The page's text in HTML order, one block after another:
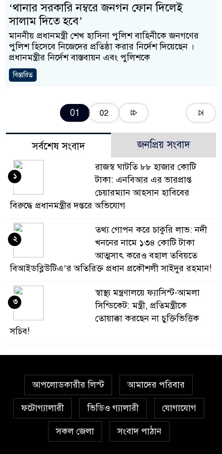
‘থানার সরকারি নম্বরে জনগন ফোন দিলেই
সালাম দিতে হবে’
মাননীয় প্রধানমন্ত্রী শেখ হাসিনা পুলিশ বাহিনীকে জনগণের
পুলিশ হিসেবে নিজেদের প্রতিষ্ঠা করার নির্দেশ দিয়েছেন ।
প্রধানমন্ত্রীর নির্দেশ বাস্তবায়ন এবং পুলিশকে
বিস্তারিত
01 02
সর্বশেষ সংবাদ জনপ্রিয় সংবাদ
রাজস্ব ঘাটতি ৮৮ হাজার কোটি
টাকা: এনবিআর এর ভারপ্রাপ্ত
চেয়ারম্যান আহসান হাবিবের
বিরুদ্ধে প্রধানমন্ত্রীর দপ্তরে অভিযোগ
১
তথ্য গোপন করে চাকুরি লাভ: নদী
খননের নামে ১৩৪ কোটি টাকা
আত্মসাৎ করেও বহাল তবিয়তে
বিআইডব্লিউটিএ’র অতিরিক্ত প্রধান প্রকৌশলী সাইদুর রহমান!
২
স্বাস্থ্য মন্ত্রণালয়ে ফ্যাসিস্ট-আমলা
সিন্ডিকেট: মন্ত্রী, প্রতিমন্ত্রীকে
তোয়াক্কা করছেন না চুক্তিভিত্তিক
সচিব!
৩
বিআইডব্লিউটিএর সহকারী সমন্বয়
কোটি কোটি টাকার অবৈধ সম্পদ
অর্জনের অভিযোগ!
বিয়ের আশ্বাস দিয়ে সুন্দরী নরিীর
দেহভোগ: অতিরিক্ত ডিআইজি
জহিরুলের বিরুদ্ধে গ্রেপ্তারি
আপলোডকারীর লিস্ট আমাদের পরিবার
ফটোগ্যালারী ভিডিও গ্যালারী যোগাযোগ
সকল জেলা সংবাদ পাঠান